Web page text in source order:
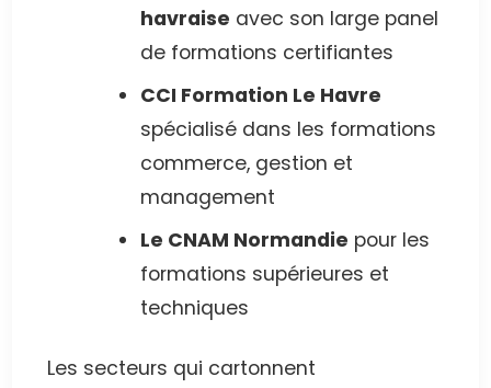
havraise avec son large panel
de formations certifiantes
CCI Formation Le Havre
spécialisé dans les formations
commerce, gestion et
management
Le CNAM Normandie pour les
formations supérieures et
techniques
Les secteurs qui cartonnent